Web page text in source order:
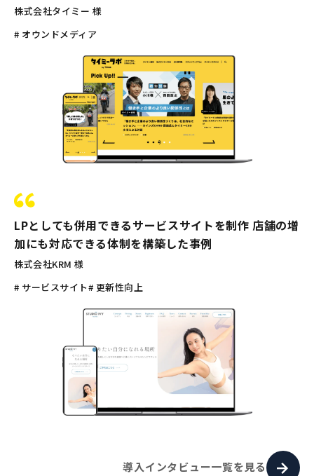
株式会社タイミー 様
# オウンドメディア
LPとしても併用できるサービスサイトを制作 店舗の増
加にも対応できる体制を構築した事例
株式会社KRM 様
# サービスサイト# 更新性向上
導入インタビュー一覧を見る